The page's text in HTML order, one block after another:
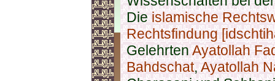
Dieislamische
Rechtsfindung
GelehrtenAyatollah
Bahdschat,Ayatollah